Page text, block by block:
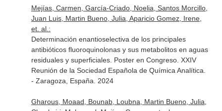
Mejías, Carmen, García-Criado, Noelia, Santos Morcillo,
Juan Luis, Martin Bueno, Julia, Aparicio Gomez, Irene,
et. al.:
Determinación enantioselectiva de los principales
antibióticos fluoroquinolonas y sus metabolitos en aguas
residuales y superficiales. Poster en Congreso. XXIV
Reunión de la Sociedad Española de Química Analítica.
- Zaragoza, España. 2024
Gharous, Moaad, Bounab, Loubna, Martin Bueno, Julia,